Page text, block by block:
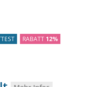
RABATT 12%